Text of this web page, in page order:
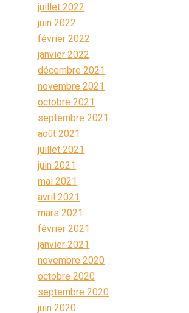
juillet 2022
juin 2022
février 2022
janvier 2022
décembre 2021
novembre 2021
octobre 2021
septembre 2021
août 2021
juillet 2021
juin 2021
mai 2021
avril 2021
mars 2021
février 2021
janvier 2021
novembre 2020
octobre 2020
septembre 2020
juin 2020